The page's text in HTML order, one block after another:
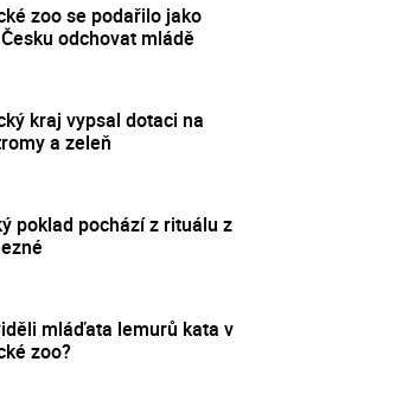
zoo se podařilo jako
odchovat mládě
kraj vypsal dotaci na
a zeleň
poklad pochází z rituálu z
mláďata lemurů kata v
zoo?